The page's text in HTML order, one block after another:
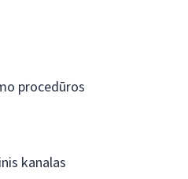
procedūros
kanalas